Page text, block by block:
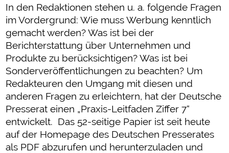
In den Redaktionen stehen u. a. folgende Fragen
im Vordergrund: Wie muss Werbung kenntlich
gemacht werden? Was ist bei der
Berichterstattung über Unternehmen und
Produkte zu berücksichtigen? Was ist bei
Sonderveröffentlichungen zu beachten? Um
Redakteuren den Umgang mit diesen und
anderen Fragen zu erleichtern, hat der Deutsche
Presserat einen „Praxis-Leitfaden Ziffer 7“
entwickelt. Das 52-seitige Papier ist seit heute
auf der Homepage des Deutschen Presserates
als PDF abzurufen und herunterzuladen und